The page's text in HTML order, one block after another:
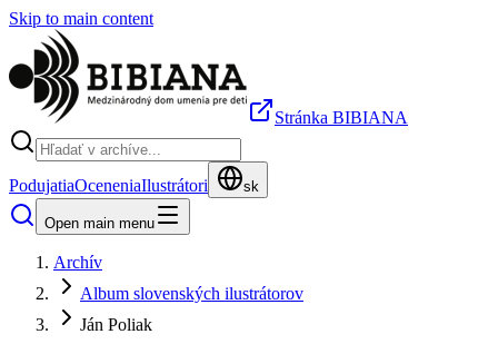
Skip to main content
Stránka BIBIANA
PodujatiaOceneniaIlustrátori sk
Open main menu
Archív
Album slovenských ilustrátorov
Ján Poliak